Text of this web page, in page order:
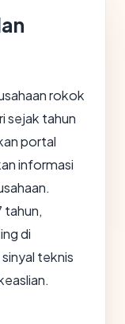
rokok
sejak tahun
portal
informasi
tahun,
di
teknis